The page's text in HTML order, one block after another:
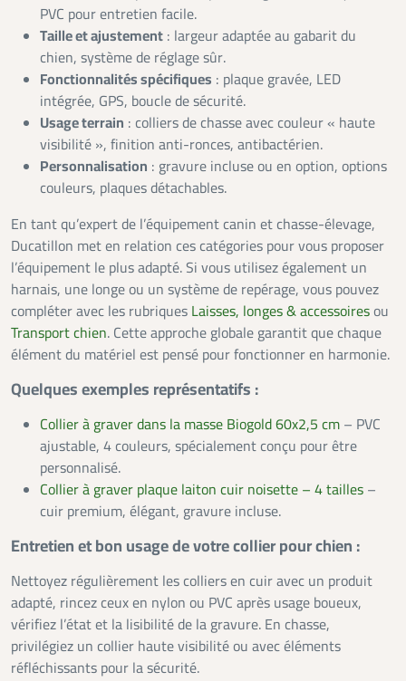
PVC pour entretien facile.
Taille et ajustement : largeur adaptée au gabarit du
chien, système de réglage sûr.
Fonctionnalités spécifiques : plaque gravée, LED
intégrée, GPS, boucle de sécurité.
Usage terrain : colliers de chasse avec couleur « haute
visibilité », finition anti-ronces, antibactérien.
Personnalisation : gravure incluse ou en option, options
couleurs, plaques détachables.
En tant qu’expert de l’équipement canin et chasse-élevage,
Ducatillon met en relation ces catégories pour vous proposer
l’équipement le plus adapté. Si vous utilisez également un
harnais, une longe ou un système de repérage, vous pouvez
compléter avec les rubriques Laisses, longes & accessoiresou
Transport chien. Cette approche globale garantit que chaque
élément du matériel est pensé pour fonctionner en harmonie.
Quelques exemples représentatifs :
Collier à graver dans la masse Biogold 60x2,5 cm – PVC
ajustable, 4 couleurs, spécialement conçu pour être
personnalisé.
Collier à graver plaque laiton cuir noisette – 4 tailles –
cuir premium, élégant, gravure incluse.
Entretien et bon usage de votre collier pour chien :
Nettoyez régulièrement les colliers en cuir avec un produit
adapté, rincez ceux en nylon ou PVC après usage boueux,
vérifiez l’état et la lisibilité de la gravure. En chasse,
privilégiez un collier haute visibilité ou avec éléments
réfléchissants pour la sécurité.